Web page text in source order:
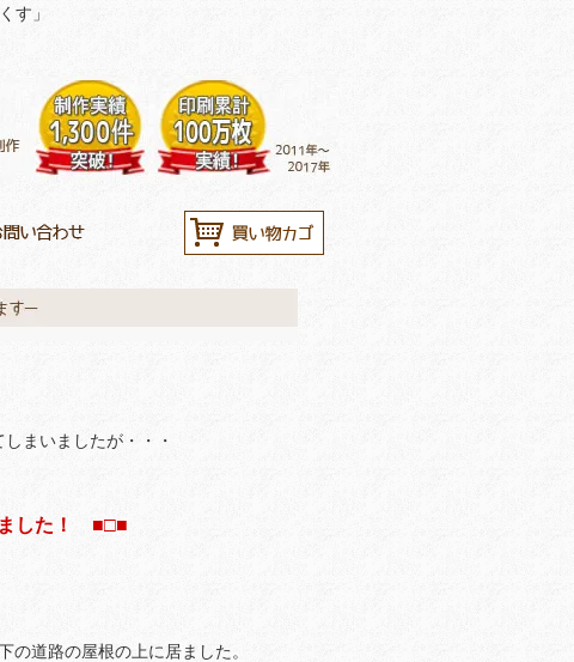
す」
まいましたが・・・
した！ ■□■
道路の屋根の上に居ました。